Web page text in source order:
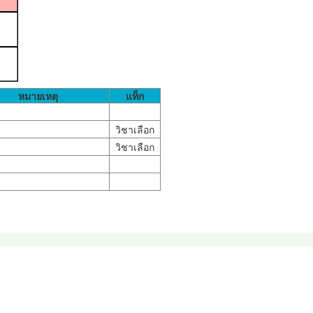
หมายเหตุ แท็ก
วิชาเลือก
วิชาเลือก